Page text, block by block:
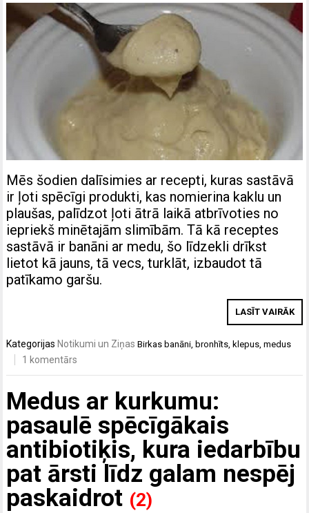
Mēs šodien dalīsimies ar recepti, kuras sastāvā
ir ļoti spēcīgi produkti, kas nomierina kaklu un
plaušas, palīdzot ļoti ātrā laikā atbrīvoties no
iepriekš minētajām slimībām. Tā kā receptes
sastāvā ir banāni ar medu, šo līdzekli drīkst
lietot kā jauns, tā vecs, turklāt, izbaudot tā
patīkamo garšu.
LASĪT VAIRĀK
Kategorijas Notikumi un Ziņas Birkas banāni, bronhīts, klepus,medus
1 komentārs
Medus ar kurkumu:
pasaulē spēcīgākais
antibiotiķis, kura iedarbību
pat ārsti līdz galam nespēj
paskaidrot (2)